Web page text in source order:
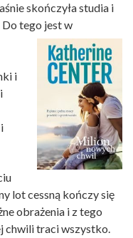
skończyła studia i
tego jest w
i
lot cessną kończy się
obrażenia i z tego
chwili traci wszystko.